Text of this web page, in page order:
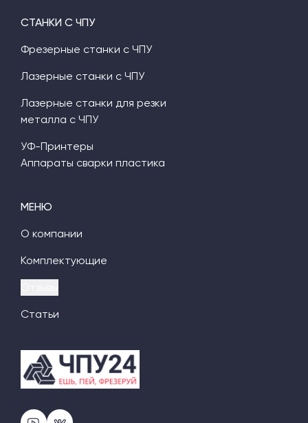
МЕНЮ
О компании
Комплектующие
Статьи
СТАНКИ С ЧПУ
Фрезерные станки с ЧПУ
Лазерные станки с ЧПУ
Лазерные станки для резки
металла с ЧПУ
УФ-Принтеры
Аппараты сварки пластика